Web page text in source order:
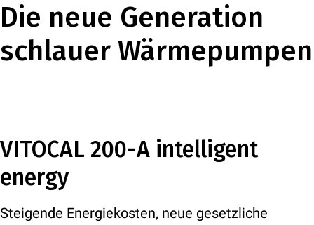
Die neue Generation
schlauer Wärmepumpen
VITOCAL 200-A intelligent
energy
Steigende Energiekosten, neue gesetzliche